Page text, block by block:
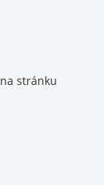
na stránku